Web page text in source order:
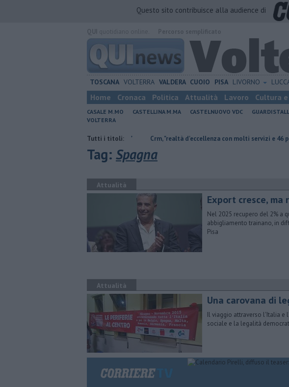
Questo sito contribuisce alla audience di
TOSCANA VOLTERRA VALDERA CUOIO PISA LIVORNO
Home Cronaca Politica Attualità Lavoro Cultura
CASALE M.MO CASTELLINA M.MA CASTELNUOVO VDC
VOLTERRA
Tutti i titoli:
Crm, "realtà d'eccellenza con molti servizi e 46 posti" Una
Tag: Spagna
Attualità
Export cresce, ma
Nel 2025 recupero del 2% a
abbigliamento trainano, in
Pisa
Attualità
Una carovana di
Il viaggio attraverso l'Italia e
sociale e la legalità